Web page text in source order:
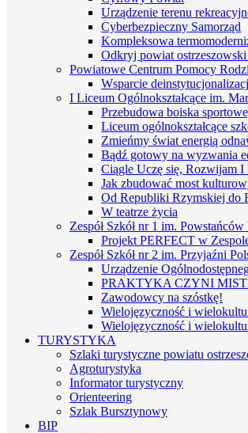
Urządzenie terenu
Cyberbezpieczny Samorząd
Kompleksowa
Odkryj powiat
Powiatowe Centrum Pomocy
Wsparcie
I Liceum Ogólnokształcące im.
Przebudowa boiska
Liceum ogólnokształcące
Zmieńmy świat energią
Bądź gotowy na wyzwania
Ciągle Uczę się, Rozwijam
Jak zbudować most
Od Republiki Rzymskiej do
W teatrze życia
Zespół Szkół nr 1 im.
Projekt PERFECT w
Zespół Szkół nr 2 im. Przyjaźni
Urządzenie
PRAKTYKA CZYNI
Zawodowcy na szóstkę!
Wielojęzyczność i
Wielojęzyczność i
TURYSTYKA
Szlaki turystyczne powiatu
Agroturystyka
Informator turystyczny
Orienteering
Szlak Bursztynowy
BIP